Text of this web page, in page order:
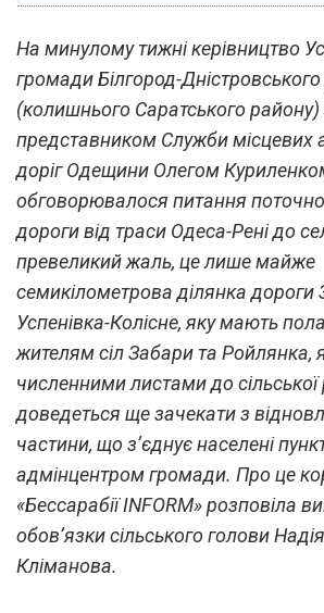
На минулому тижні керівництво
громади Білгород-
(колишнього Саратського району)
представником Служби місцевих
доріг Одещини Олегом
обговорювалося питання
дороги від траси Одеса-Рені до
превеликий жаль, це лише майже
семикілометрова ділянка дороги
Успенівка-Колісне, яку мають
жителям сіл Забари та Ройлянка,
численними листами до сільської
доведеться ще зачекати з
частини, що з’єднує населені
адмінцентром громади. Про це
«Бессарабії INFORM» розповіла
обов’язки сільського голови
Кліманова.